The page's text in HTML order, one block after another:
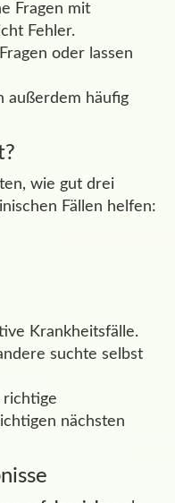
Fragen mit
Fehler.
oder lassen
außerdem häufig
wie gut drei
Fällen helfen:
Krankheitsfälle.
suchte selbst
richtige
nächsten